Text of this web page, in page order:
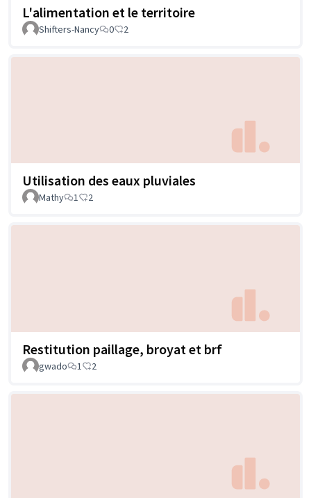
L'alimentation et le territoire
Shifters-Nancy 0 2
Utilisation des eaux pluviales
Mathy 1 2
Restitution paillage, broyat et brf
gwado 1 2